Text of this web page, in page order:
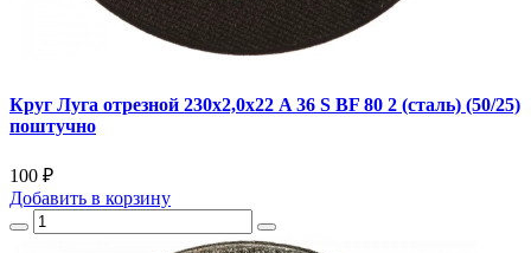
Круг Луга отрезной 230х2,0х22 A 36 S BF 80 2 (сталь) (50/25)
поштучно
100 ₽
Добавить в корзину